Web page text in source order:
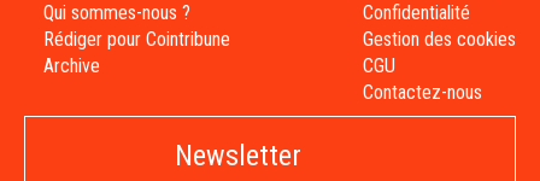
Qui sommes-nous ?
Rédiger pour Cointribune
Archive
Confidentialité
Gestion des cookies
CGU
Contactez-nous
Newsletter